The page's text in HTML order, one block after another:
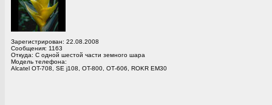
Зарегистрирован: 22.08.2008
Сообщения: 1163
Откуда: С одной шестой части земного шара
Модель телефона:
Alcatel OT-708, SE j108, OT-800, ОТ-606, ROKR EM30